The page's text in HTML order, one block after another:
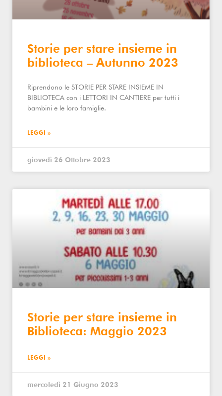
Storie per stare insieme in
biblioteca – Autunno 2023
Riprendono le STORIE PER STARE INSIEME IN
BIBLIOTECA con i LETTORI IN CANTIERE per tutti i
bambini e le loro famiglie.
LEGGI »
giovedì 26 Ottobre 2023
Storie per stare insieme in
Biblioteca: Maggio 2023
LEGGI »
mercoledì 21 Giugno 2023